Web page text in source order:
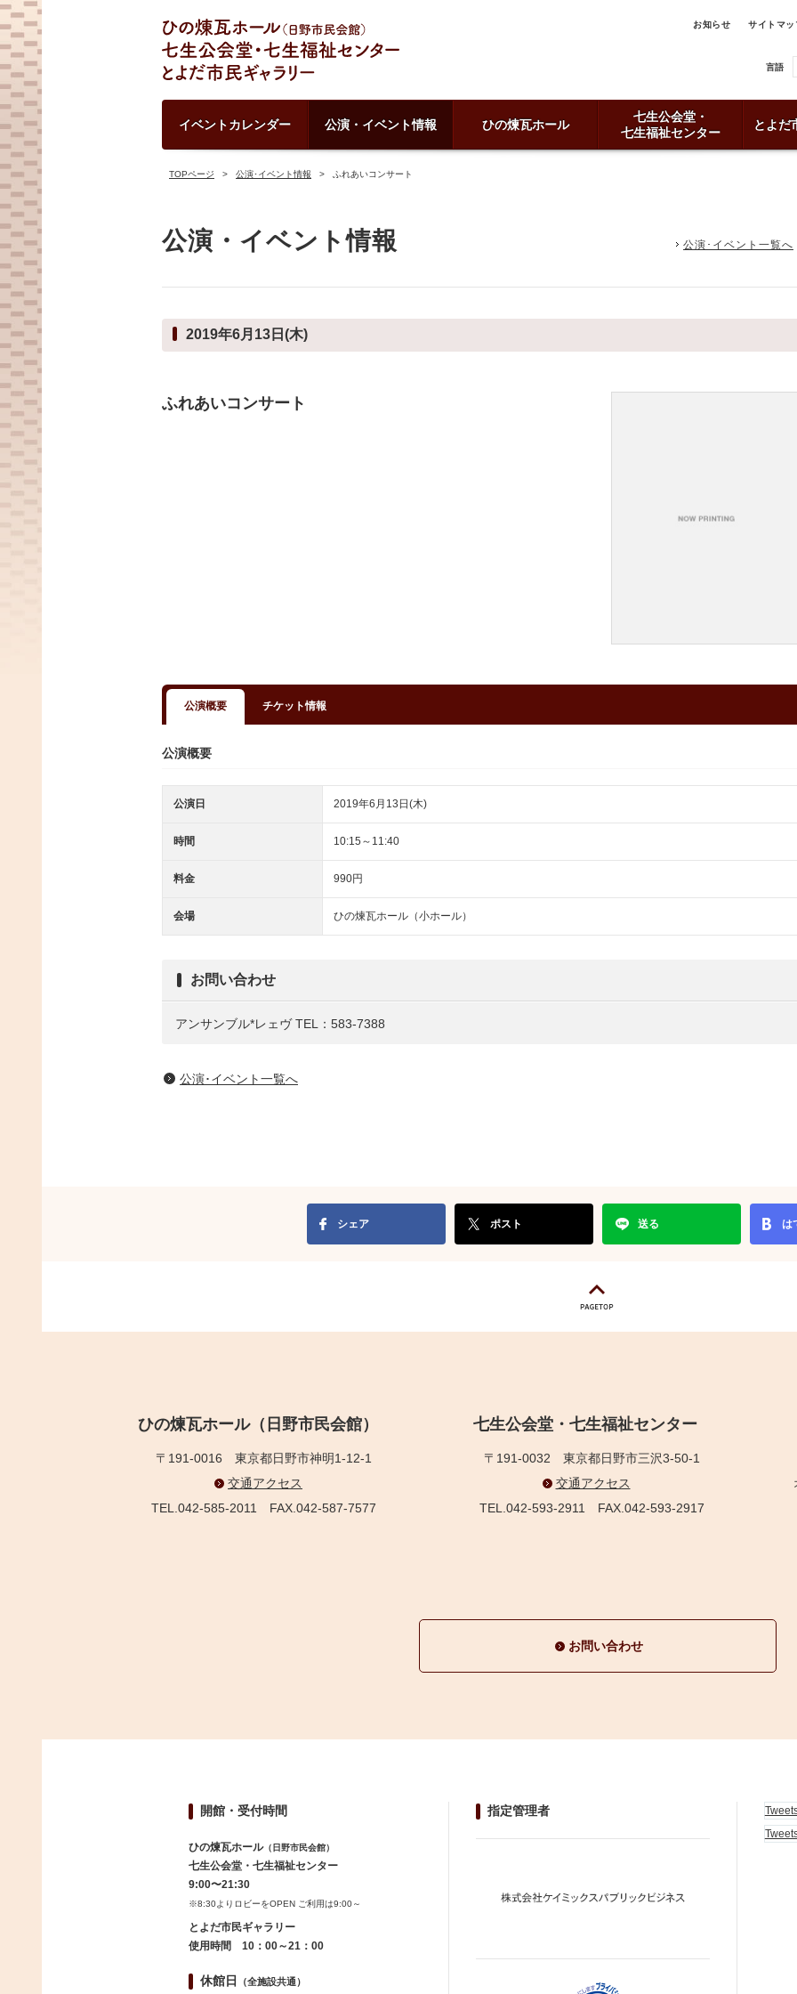
お知らせ サイトマッ
言語
イベントカレンダー 公演・イベント情報 ひの煉瓦ホール
七生公会堂・
七生福祉センター
とよだ
TOPページ 公演･イベント情報 ふれあいコンサート
公演・イベント情報 公演･イベント一覧へ
2019年6月13日(木)
ふれあいコンサート
公演概要 チケット情報
公演概要
公演日 2019年6月13日(木)
時間 10:15～11:40
料金 990円
会場 ひの煉瓦ホール（小ホール）
お問い合わせ
アンサンブル*レェヴ TEL：583-7388
公演･イベント一覧へ
シェア ポスト 送る は
ひの煉瓦ホール（日野市民会館）
〒191-0016 東京都日野市神明1-12-1
交通アクセス
TEL.042-585-2011 FAX.042-587-7577
七生公会堂・七生福祉センター
〒191-0032 東京都日野市三沢3-50-1
交通アクセス
TEL.042-593-2911 FAX.042-593-2917
お問い合わせ
開館・受付時間
ひの煉瓦ホール（日野市民会館）
七生公会堂・七生福祉センター
9:00〜21:30
※8:30よりロビーをOPEN ご利用は9:00～
とよだ市民ギャラリー
使用時間 10：00～21：00
休館日 （全施設共通）
指定管理者